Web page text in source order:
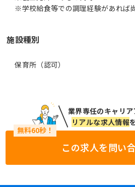
※学校給食等での調理経験があれば
施設種別
保育所（認可）
業界専任のキャリ
リアルな求人情報
この求人を問い